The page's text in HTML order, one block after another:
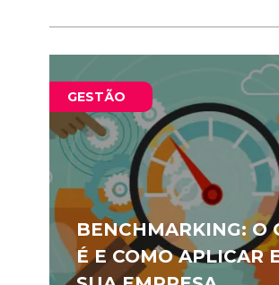
GESTÃO
BENCHMARKING: O
É E COMO APLICAR